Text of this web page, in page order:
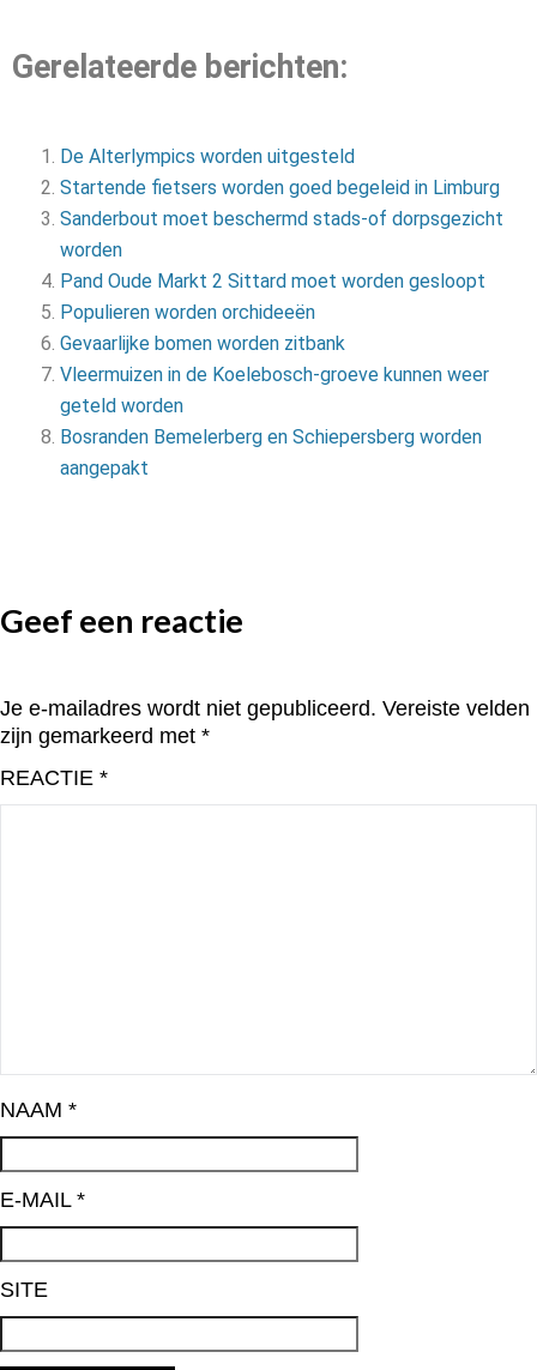
Gerelateerde berichten:
De Alterlympics worden uitgesteld
Startende fietsers worden goed begeleid in Limburg
Sanderbout moet beschermd stads-of dorpsgezicht
worden
Pand Oude Markt 2 Sittard moet worden gesloopt
Populieren worden orchideeën
Gevaarlijke bomen worden zitbank
Vleermuizen in de Koelebosch-groeve kunnen weer
geteld worden
Bosranden Bemelerberg en Schiepersberg worden
aangepakt
Geef een reactie
Je e-mailadres wordt niet gepubliceerd. Vereiste velden
zijn gemarkeerd met *
REACTIE *
NAAM *
E-MAIL *
SITE